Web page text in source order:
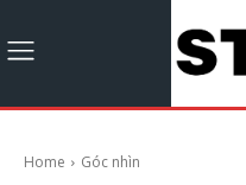
Home Góc nhìn